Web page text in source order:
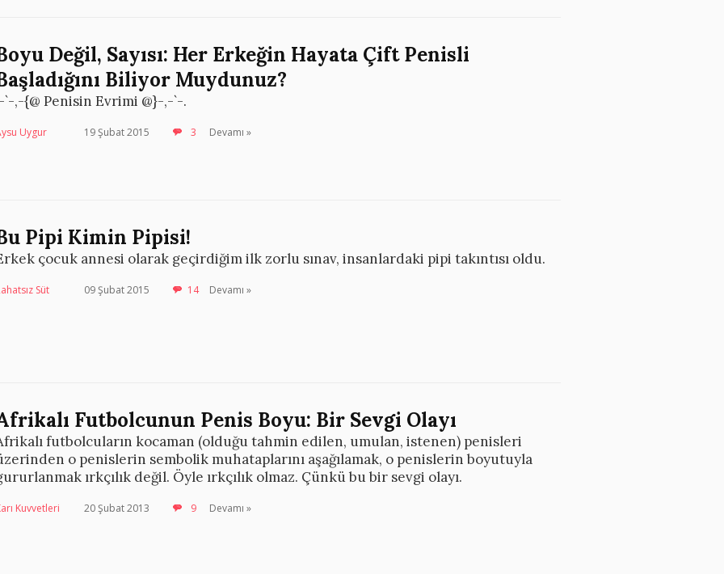
Değil, Sayısı: Her Erkeğin Hayata Çift Penisli
Biliyor Muydunuz?
`-,-{@ Penisin Evrimi @}-,-`-.
Uygur 19 Şubat 2015 3 Devamı »
Pipi Kimin Pipisi!
çocuk annesi olarak geçirdiğim ilk zorlu sınav, insanlardaki pipi takıntısı oldu.
Süt 09 Şubat 2015 14 Devamı »
Futbolcunun Penis Boyu: Bir Sevgi Olayı
futbolcuların kocaman (olduğu tahmin edilen, umulan, istenen) penisleri
o penislerin sembolik muhataplarını aşağılamak, o penislerin boyutuyla
ırkçılık değil. Öyle ırkçılık olmaz. Çünkü bu bir sevgi olayı.
Kuvvetleri 20 Şubat 2013 9 Devamı »